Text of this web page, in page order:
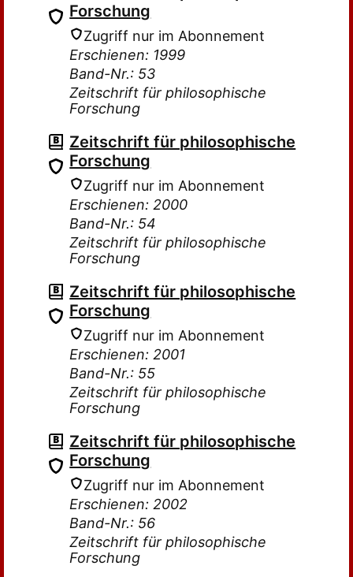
Forschung
Zugriff nur im Abonnement
Erschienen: 1999
Band-Nr.: 53
Zeitschrift für philosophische
Forschung
Zeitschrift für philosophische
Forschung
Zugriff nur im Abonnement
Erschienen: 2000
Band-Nr.: 54
Zeitschrift für philosophische
Forschung
Zeitschrift für philosophische
Forschung
Zugriff nur im Abonnement
Erschienen: 2001
Band-Nr.: 55
Zeitschrift für philosophische
Forschung
Zeitschrift für philosophische
Forschung
Zugriff nur im Abonnement
Erschienen: 2002
Band-Nr.: 56
Zeitschrift für philosophische
Forschung